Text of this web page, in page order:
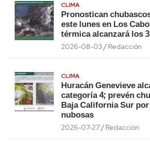
CLIMA
Pronostican
este lunes en Los
térmica alcanzará los
2026-08-03 Redacción
CLIMA
Huracán Genevieve
categoría 4; prevén
Baja California Sur
nubosas
2026-07-27 Redacción